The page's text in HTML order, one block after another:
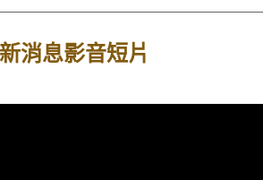
消息影音短片